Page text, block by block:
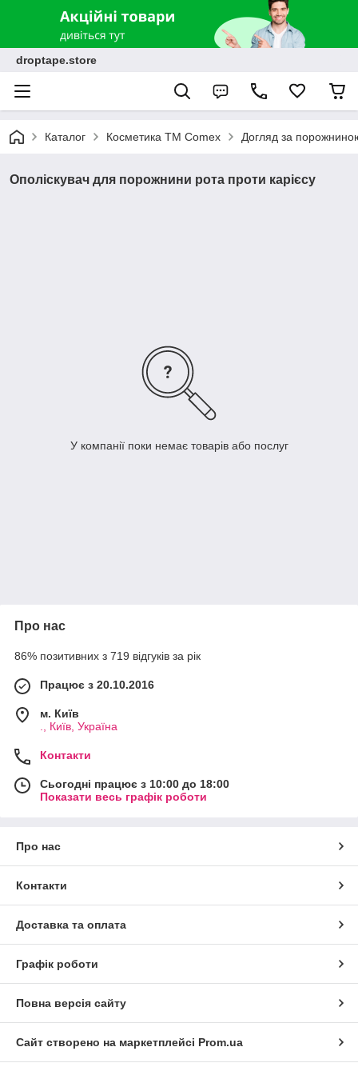
droptape.store
Каталог Косметика ТМ Comex Догляд за
Ополіскувач для порожнини рота проти карієсу
У компанії поки немає товарів або послуг
Про нас
86% позитивних з 719 відгуків за рік
Працює з 20.10.2016
м. Київ
., Київ, Україна
Контакти
Сьогодні працює з 10:00 до 18:00
Показати весь графік роботи
Про нас
Контакти
Доставка та оплата
Графік роботи
Повна версія сайту
Сайт створено на маркетплейсі Prom.ua